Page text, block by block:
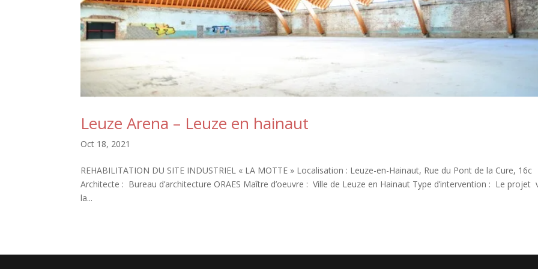
Leuze Arena – Leuze en hainaut
Oct 18, 2021
REHABILITATION DU SITE INDUSTRIEL « LA MOTTE » Localisation : Leuze-en-Hainaut, Rue du Pont de la Cure, 16c
Architecte : Bureau d’architecture ORAES Maître d’oeuvre : Ville de Leuze en Hainaut Type d’intervention : Le projet
la...